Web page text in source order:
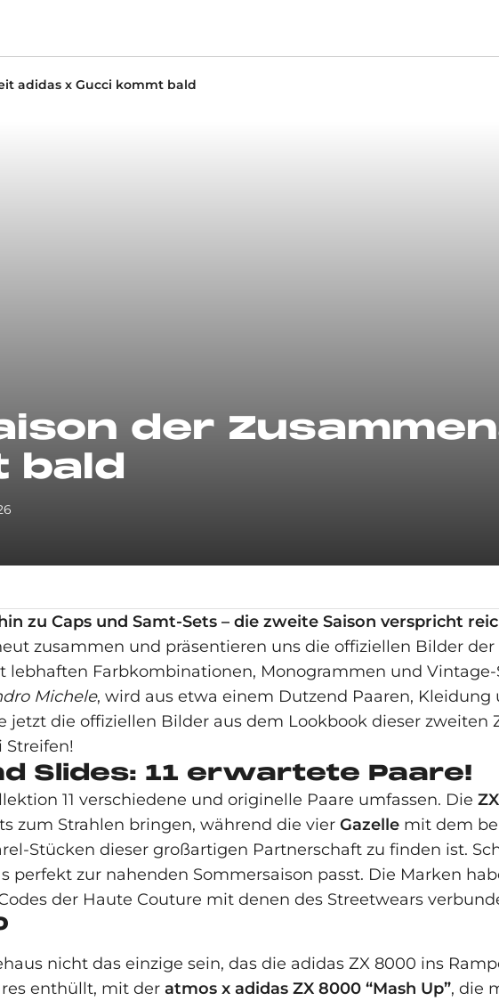
adidas x Gucci kommt bald
der
bald
zu Caps und Samt-Sets – die zweite Saison verspricht
zusammen und präsentieren uns die offiziellen Bilder der
lebhaften Farbkombinationen, Monogrammen und
Michele, wird aus etwa einem Dutzend Paaren,
jetzt die offiziellen Bilder aus dem Lookbook dieser
Streifen!
Slides: 11 erwartete Paare!
11 verschiedene und originelle Paare umfassen. Die
zum Strahlen bringen, während die vier Gazelle mit dem
Stücken dieser großartigen Partnerschaft zu finden ist.
perfekt zur nahenden Sommersaison passt. Die Marken
der Haute Couture mit denen des Streetwears
nicht das einzige sein, das die adidas ZX 8000 ins
enthüllt, mit der atmos x adidas ZX 8000 “Mash Up”, die